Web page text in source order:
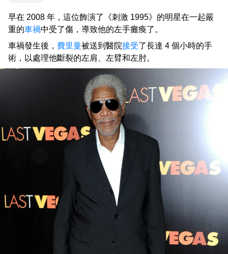
早在 2008 年，這位飾演了《刺激 1995》的明星在一起嚴
重的車禍中受了傷，導致他的左手癱瘓了。
車禍發生後， 費里曼被送到醫院接受了長達 4 個小時的手
術，以處理他斷裂的左肩、左臂和左肘。